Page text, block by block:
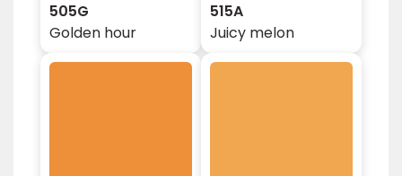
505G
Golden hour
515A
Juicy melon